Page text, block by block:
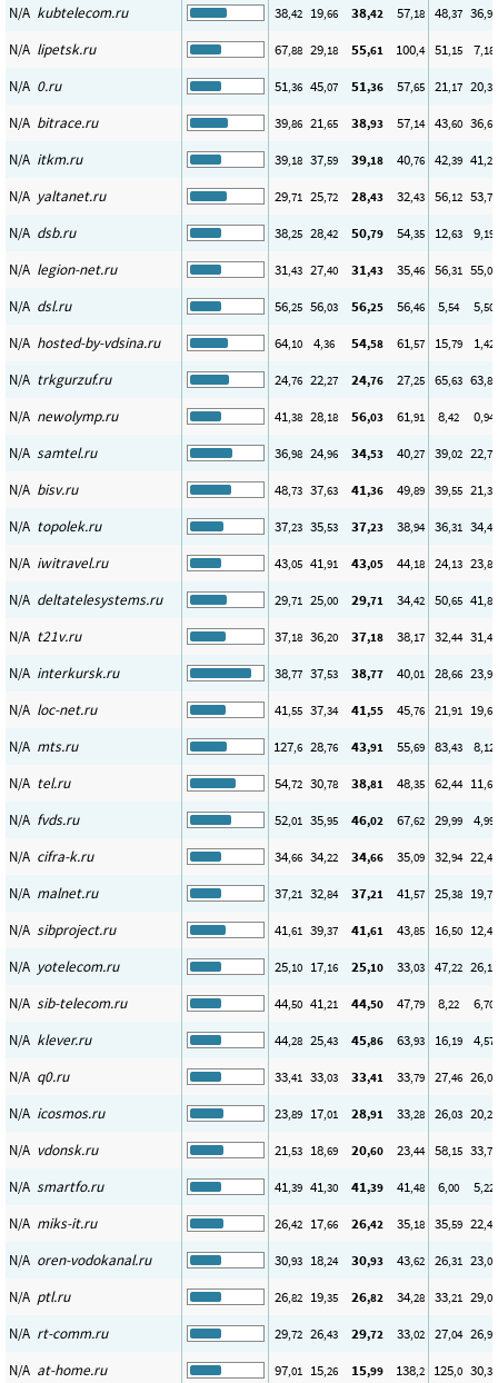
N/A kubtelecom.ru 38,42 19,66 38,42 57,18 48,37 36,94
N/A lipetsk.ru 67,88 29,18 55,61 100,4 51,15 7,18
N/A 0.ru 51,36 45,07 51,36 57,65 21,17 20,33
N/A bitrace.ru 39,86 21,65 38,93 57,14 43,60 36,64
N/A itkm.ru 39,18 37,59 39,18 40,76 42,39 41,23
N/A yaltanet.ru 29,71 25,72 28,43 32,43 56,12 53,77
N/A dsb.ru 38,25 28,42 50,79 54,35 12,63 9,19
N/A legion-net.ru 31,43 27,40 31,43 35,46 56,31 55,02
N/A dsl.ru 56,25 56,03 56,25 56,46 5,54 5,50
N/A hosted-by-vdsina.ru 64,10 4,36 54,58 61,57 15,79 1,42
N/A trkgurzuf.ru 24,76 22,27 24,76 27,25 65,63 63,83
N/A newolymp.ru 41,38 28,18 56,03 61,91 8,42 0,94
N/A samtel.ru 36,98 24,96 34,53 40,27 39,02 22,78
N/A bisv.ru 48,73 37,63 41,36 49,89 39,55 21,31
N/A topolek.ru 37,23 35,53 37,23 38,94 36,31 34,46
N/A iwitravel.ru 43,05 41,91 43,05 44,18 24,13 23,85
N/A deltatelesystems.ru 29,71 25,00 29,71 34,42 50,65 41,83
N/A t21v.ru 37,18 36,20 37,18 38,17 32,44 31,44
N/A interkursk.ru 38,77 37,53 38,77 40,01 28,66 23,92
N/A loc-net.ru 41,55 37,34 41,55 45,76 21,91 19,62
N/A mts.ru 127,6 28,76 43,91 55,69 83,43 8,12
N/A tel.ru 54,72 30,78 38,81 48,35 62,44 11,66
N/A fvds.ru 52,01 35,95 46,02 67,62 29,99 4,99
N/A cifra-k.ru 34,66 34,22 34,66 35,09 32,94 22,42
N/A malnet.ru 37,21 32,84 37,21 41,57 25,38 19,72
N/A sibproject.ru 41,61 39,37 41,61 43,85 16,50 12,49
N/A yotelecom.ru 25,10 17,16 25,10 33,03 47,22 26,16
N/A sib-telecom.ru 44,50 41,21 44,50 47,79 8,22 6,70
N/A klever.ru 44,28 25,43 45,86 63,93 16,19 4,57
N/A q0.ru 33,41 33,03 33,41 33,79 27,46 26,01
N/A icosmos.ru 23,89 17,01 28,91 33,28 26,03 20,28
N/A vdonsk.ru 21,53 18,69 20,60 23,44 58,15 33,75
N/A smartfo.ru 41,39 41,30 41,39 41,48 6,00 5,22
N/A miks-it.ru 26,42 17,66 26,42 35,18 35,59 22,49
N/A oren-vodokanal.ru 30,93 18,24 30,93 43,62 26,31 23,00
N/A ptl.ru 26,82 19,35 26,82 34,28 33,21 29,06
N/A rt-comm.ru 29,72 26,43 29,72 33,02 27,04 26,98
N/A at-home.ru 97,01 15,26 15,99 138,2 125,0 30,36